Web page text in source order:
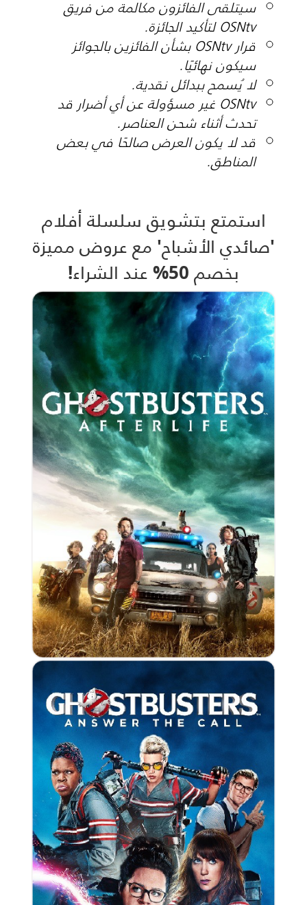
سيتلقى الفائزون مكالمة من فريق
OSNtv لتأكيد الجائزة.
قرار OSNtv بشأن الفائزين بالجوائز
سيكون نهائيًا.
لا يُسمح ببدائل نقدية.
OSNtv غير مسؤولة عن أي أضرار قد
تحدث أثناء شحن العناصر.
قد لا يكون العرض صالحًا في بعض
المناطق.
استمتع بتشويق سلسلة أفلام
'صائدي الأشباح' مع عروض مميزة
بخصم 50% عند الشراء!